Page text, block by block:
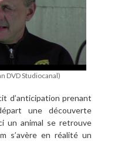
DVD Studiocanal)
d’anticipation prenant
une découverte
un animal se retrouve
s’avère en réalité un